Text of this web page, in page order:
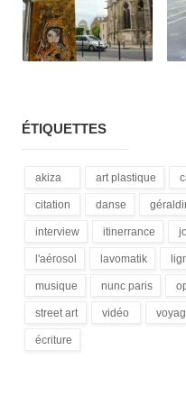
ÉTIQUETTES
akiza
(21)
art plastique
(28)
citation
(18)
danse
(1)
interview
(15)
itinerrance
(16)
l'aérosol
(14)
lavomatik
(31)
musique
(13)
nunc paris
(5)
street art
(172)
vidéo
écriture